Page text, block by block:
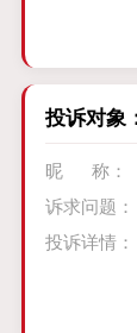
投诉对象
昵 称：
诉求问题：
投诉详情：